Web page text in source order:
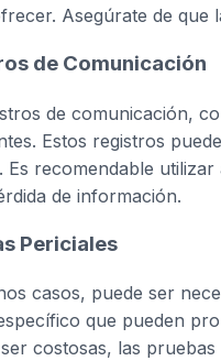
Asegúrate de que
de Comunicación
de comunicación,
Estos registros
Es recomendable
de información.
Periciales
casos, puede ser
que pueden
costosas, las